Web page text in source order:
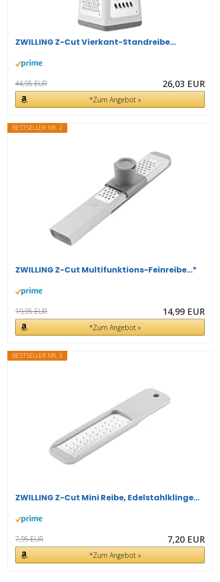
ZWILLING Z-Cut Vierkant-Standreibe...
44,95 EUR 26,03 EUR
*Zum Angebot »
BESTSELLER NR. 2
ZWILLING Z-Cut Multifunktions-Feinreibe...*
19,95 EUR 14,99 EUR
*Zum Angebot »
BESTSELLER NR. 3
ZWILLING Z-Cut Mini Reibe, Edelstahlklinge...
7,95 EUR 7,20 EUR
*Zum Angebot »